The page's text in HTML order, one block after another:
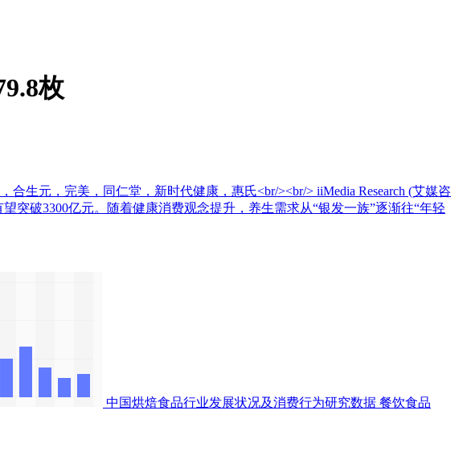
枚
生元，完美，同仁堂，新时代健康，惠氏<br/><br/> iiMedia Research (艾媒咨
突破3300亿元。随着健康消费观念提升，养生需求从“银发一族”逐渐往“年轻
中国烘焙食品行业发展状况及消费行为研究数据 餐饮食品